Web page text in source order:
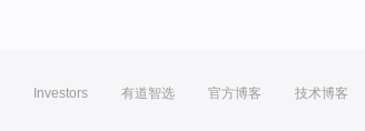
Investors 有道智选 官方博客 技术博客